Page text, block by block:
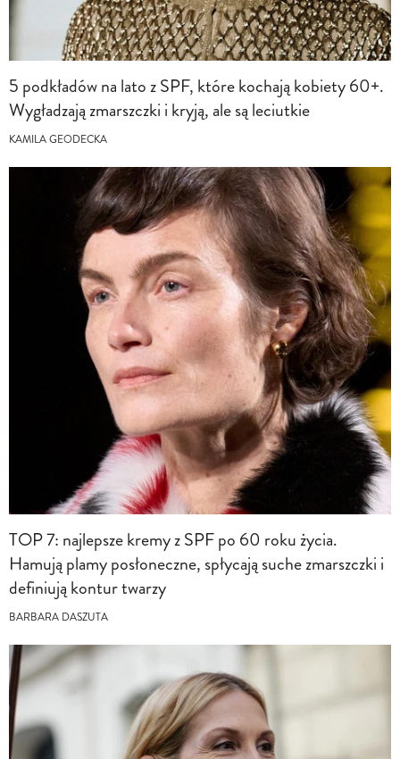
5 podkładów na lato z SPF, które kochają kobiety 60+.
Wygładzają zmarszczki i kryją, ale są leciutkie
KAMILA GEODECKA
TOP 7: najlepsze kremy z SPF po 60 roku życia.
Hamują plamy posłoneczne, spłycają suche zmarszczki i
definiują kontur twarzy
BARBARA DASZUTA